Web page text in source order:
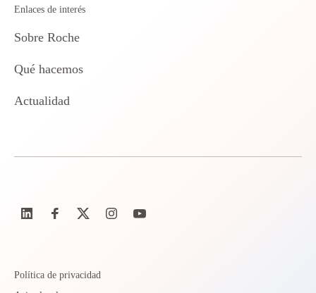
Enlaces de interés
Sobre Roche
Qué hacemos
Actualidad
Política de privacidad